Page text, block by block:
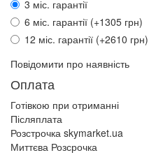
3 міс. гарантії
6 міс. гарантії (+1305 грн)
12 міс. гарантії (+2610 грн)
Повідомити про наявність
Оплата
Готівкою при отриманні
Післяплата
Розстрочка skymarket.ua
Миттєва Розсрочка